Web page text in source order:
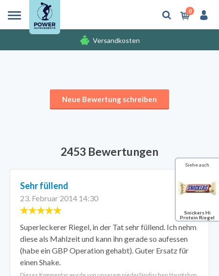
0
Versandkosten
Neue Bewertung schreiben
2453 Bewertungen
Sehr füllend
23. Februar 2014 14:30
Superleckerer Riegel, in der Tat sehr füllend. Ich nehm
diese als Mahlzeit und kann ihn gerade so aufessen
(habe ein GBP Operation gehabt). Guter Ersatz für
einen Shake.
Siehe auch
Snickers Hi
Protein Riegel